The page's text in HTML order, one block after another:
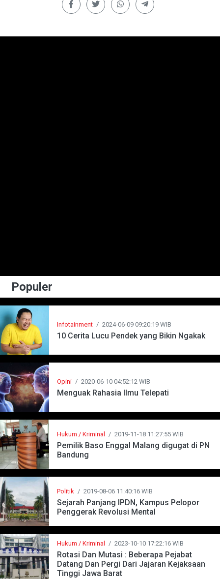
Populer
Infotainment / 2024-06-09 09:20:19 WIB
10 Cerita Lucu Pendek yang Bikin Ngakak
Opini / 2020-06-10 04:52:12 WIB
Menguak Rahasia Ilmu Telepati
Hukum / Kriminal / 2019-11-18 11:27:55 WIB
Pemilik Baso Enggal Malang digugat di PN
Bandung
Politik / 2019-08-06 11:40:16 WIB
Sejarah Panjang IPDN, Kampus Pelopor
Penggerak Revolusi Mental
Hukum / Kriminal / 2023-10-10 17:22:16 WIB
Rotasi Dan Mutasi : Beberapa Pejabat
Datang Dan Pergi Dari Jajaran Kejaksaan
Tinggi Jawa Barat